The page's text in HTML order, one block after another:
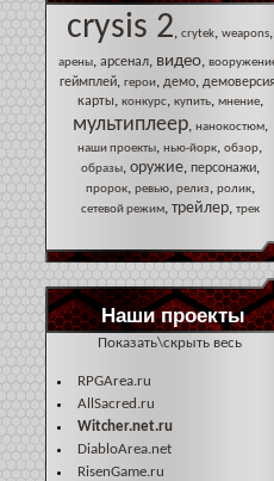
crysis 2, crytek, weapons,
арены, арсенал, видео,
геймплей, герои, демо, демоверсия
карты, конкурс, купить, мнение,
мультиплеер, нанокостюм,
наши проекты, нью-йорк, обзор,
образы, оружие, персонажи,
пророк, ревью, релиз, ролик,
сетевой режим, трейлер, трек
Наши проекты
Показать\скрыть весь
RPGArea.ru
AllSacred.ru
Witcher.net.ru
DiabloArea.net
RisenGame.ru